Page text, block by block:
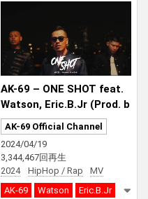
AK-69 – ONE SHOT feat.
Watson, Eric.B.Jr (Prod. b
y タイプライター)
AK-69 Official Channel
2024/04/19
3,344,467回再生
2024
HipHop / Rap
MV
AK-69
Watson
Eric.B.Jr